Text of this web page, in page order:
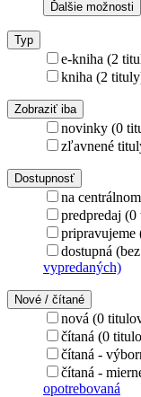
Ďalšie možnosti
Typ
e-kniha (2
kniha (2
Zobraziť iba
novinky (0
zľavnené
Dostupnosť
na
predpredaj
pripravujeme
dostupná
vypredaných)
Nové / čítané
nová (0
čítaná (0
čítaná -
čítaná -
opotrebovaná